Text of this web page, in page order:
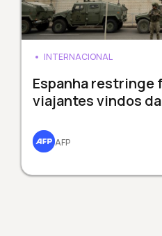
INTERNACIONAL
Espanha restringe
viajantes vindos
AFP